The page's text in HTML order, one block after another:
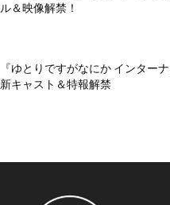
ル＆映像解禁！
『ゆとりですがなにか インターナ
新キャスト＆特報解禁